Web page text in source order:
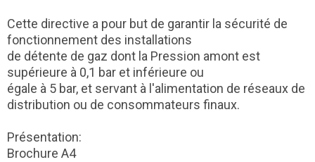
Cette directive a pour but de garantir la sécurité de
fonctionnement des installations
de détente de gaz dont la Pression amont est
supérieure à 0,1 bar et inférieure ou
égale à 5 bar, et servant à l'alimentation de réseaux de
distribution ou de consommateurs finaux.
Présentation:
Brochure A4